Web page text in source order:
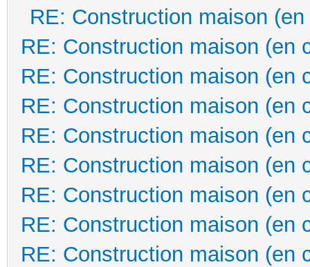
RE: Construction maison
RE: Construction maison (en
RE: Construction maison (en
RE: Construction maison (en
RE: Construction maison (en
RE: Construction maison (en
RE: Construction maison (en
RE: Construction maison (en
RE: Construction maison (en